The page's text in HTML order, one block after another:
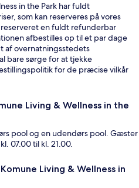
in the Park har fuldt
som kan reserveres på vores
en fuldt refunderbar
afbestilles op til et par dage
overnatningsstedets
bare sørge for at tjekke
for de præcise vilkår
Living & Wellness in the
pool og en udendørs pool. Gæster
07.00 til kl. 21.00.
Living & Wellness in